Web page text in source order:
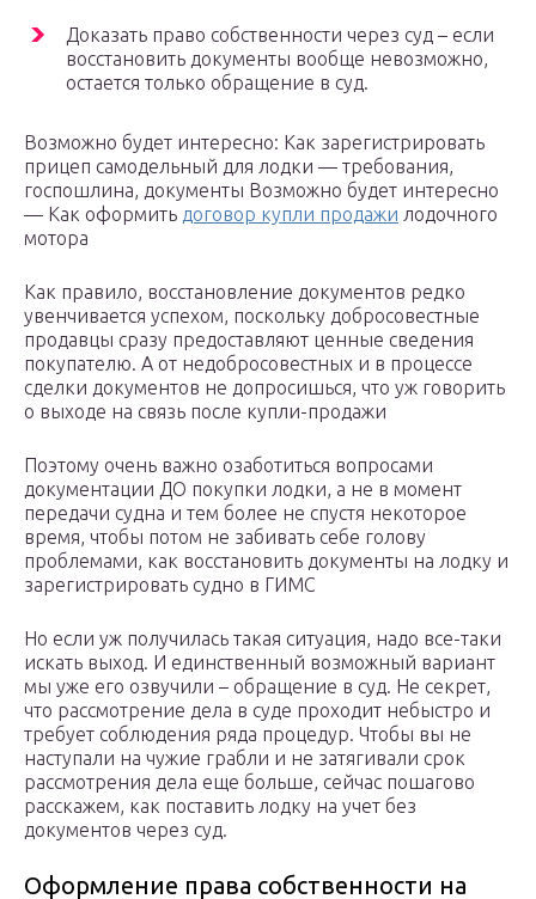
Доказать право собственности через суд – если
восстановить документы вообще невозможно,
остается только обращение в суд.
Возможно будет интересно: Как зарегистрировать
прицеп самодельный для лодки — требования,
госпошлина, документы Возможно будет интересно
— Как оформить договор купли продажи лодочного
мотора
Как правило, восстановление документов редко
увенчивается успехом, поскольку добросовестные
продавцы сразу предоставляют ценные сведения
покупателю. А от недобросовестных и в процессе
сделки документов не допросишься, что уж говорить
о выходе на связь после купли-продажи
Поэтому очень важно озаботиться вопросами
документации ДО покупки лодки, а не в момент
передачи судна и тем более не спустя некоторое
время, чтобы потом не забивать себе голову
проблемами, как восстановить документы на лодку и
зарегистрировать судно в ГИМС
Но если уж получилась такая ситуация, надо все-таки
искать выход. И единственный возможный вариант
мы уже его озвучили – обращение в суд. Не секрет,
что рассмотрение дела в суде проходит небыстро и
требует соблюдения ряда процедур. Чтобы вы не
наступали на чужие грабли и не затягивали срок
рассмотрения дела еще больше, сейчас пошагово
расскажем, как поставить лодку на учет без
документов через суд.
Оформление права собственности на